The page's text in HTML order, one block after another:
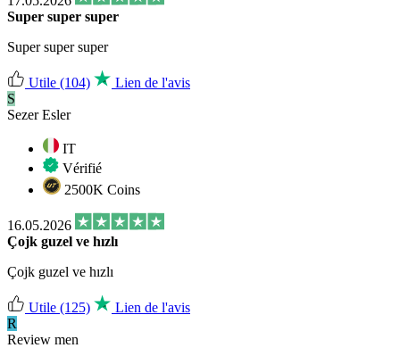
Super super super
Super super super
Utile (104)
Lien de l'avis
S
Sezer Esler
IT
Vérifié
2500K Coins
16.05.2026
Çojk guzel ve hızlı
Çojk guzel ve hızlı
Utile (125)
Lien de l'avis
R
Review men